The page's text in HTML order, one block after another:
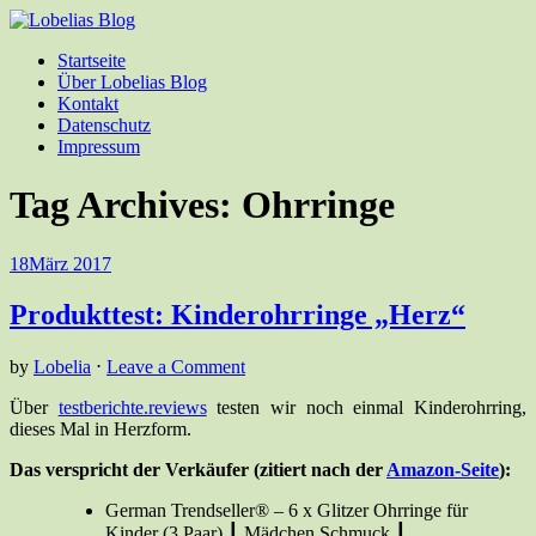
Startseite
Über Lobelias Blog
Kontakt
Datenschutz
Impressum
Tag Archives: Ohrringe
18März 2017
Produkttest: Kinderohrringe „Herz“
by Lobelia ⋅ Leave a Comment
Über testberichte.reviewstesten wir noch einmal Kinderohrring,
dieses Mal in Herzform.
Das verspricht der Verkäufer (zitiert nach der Amazon-Seite):
German Trendseller® – 6 x Glitzer Ohrringe für